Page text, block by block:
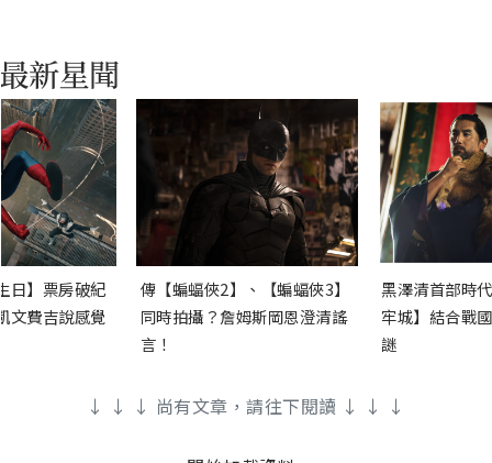
日】票房破紀
文費吉說感覺
傳【蝙蝠俠2】、【蝙蝠俠3】
同時拍攝？詹姆斯岡恩澄清謠
言！
黑澤清首部時
牢城】結合戰
謎
↓ ↓ ↓ 尚有文章，請往下閱讀 ↓ ↓ ↓